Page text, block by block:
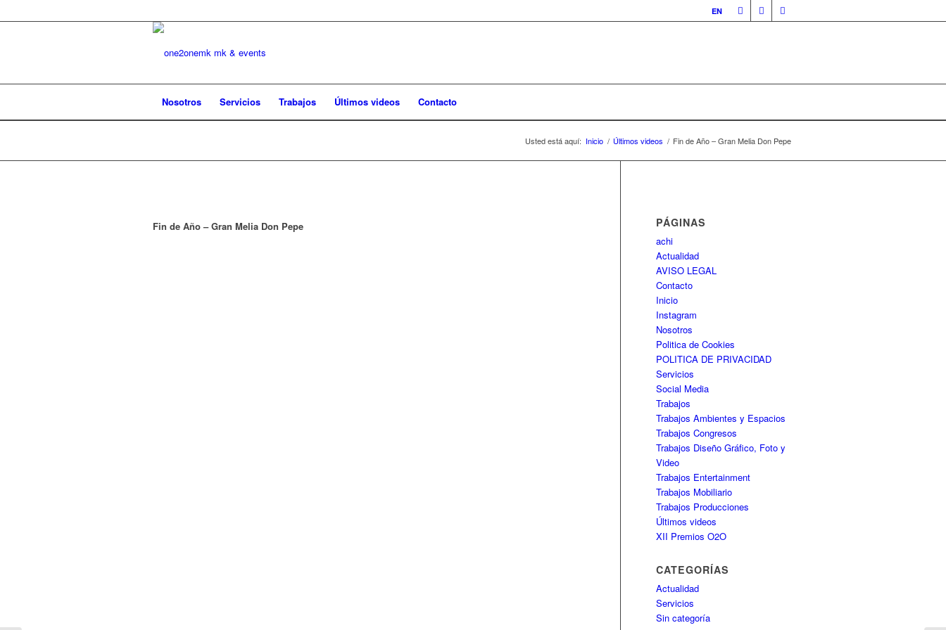
EN
Nosotros Servicios Trabajos Últimos videos Contacto
Usted está aquí: Inicio / Últimos videos / Fin de Año – Gran Melia Don Pepe
Fin de Año – Gran Melia Don Pepe PÁGINAS
achi
Actualidad
AVISO LEGAL
Contacto
Inicio
Instagram
Nosotros
Politica de Cookies
POLITICA DE PRIVACIDAD
Servicios
Social Media
Trabajos
Trabajos Ambientes y Espacios
Trabajos Congresos
Trabajos Diseño Gráfico, Foto y
Video
Trabajos Entertainment
Trabajos Mobiliario
Trabajos Producciones
Últimos videos
XII Premios O2O
CATEGORÍAS
Actualidad
Servicios
Sin categoría